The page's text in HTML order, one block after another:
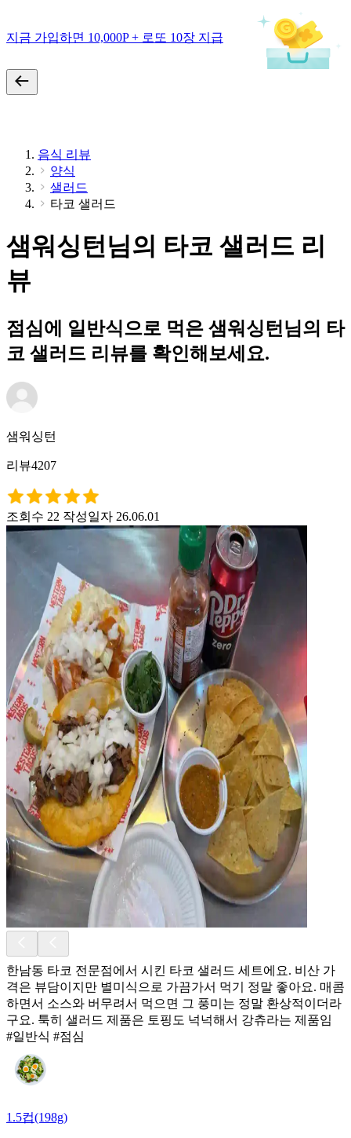
지금 가입하면 10,000P + 로또 10장 지급
음식 리뷰
양식
샐러드
타코 샐러드
샘워싱턴님의 타코 샐러드 리
뷰
점심에 일반식으로 먹은 샘워싱턴님의 타
코 샐러드 리뷰를 확인해보세요.
샘워싱턴
리뷰4207
조회수 22 작성일자 26.06.01
한남동 타코 전문점에서 시킨 타코 샐러드 세트에요. 비산 가
격은 뷰담이지만 별미식으로 가끔가서 먹기 정말 좋아요. 매콤
하면서 소스와 버무려서 먹으면 그 풍미는 정말 환상적이더라
구요. 툭히 샐러드 제품은 토핑도 넉넉해서 강츄라는 제품임
#일반식 #점심
1.5컵(198g)